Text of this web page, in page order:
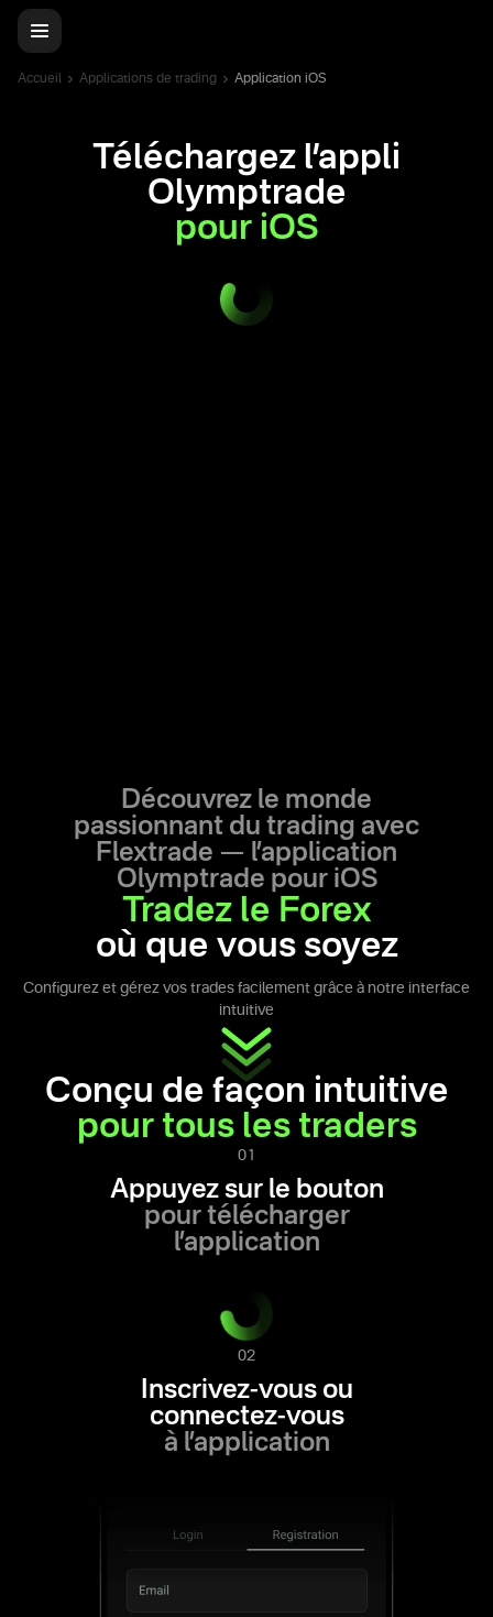
Accueil Applications de trading Application iOS
Téléchargez l’appli
Olymptrade
pour iOS
Découvrez le monde
passionnant du trading avec
Flextrade — l’application
Olymptrade pour iOS
Tradez le Forex
où que vous soyez
Configurez et gérez vos trades facilement grâce à notre interface
intuitive
Conçu de façon intuitive
pour tous les traders
01
Appuyez sur le bouton
pour télécharger
l’application
02
Inscrivez-vous ou
connectez-vous
à l’application